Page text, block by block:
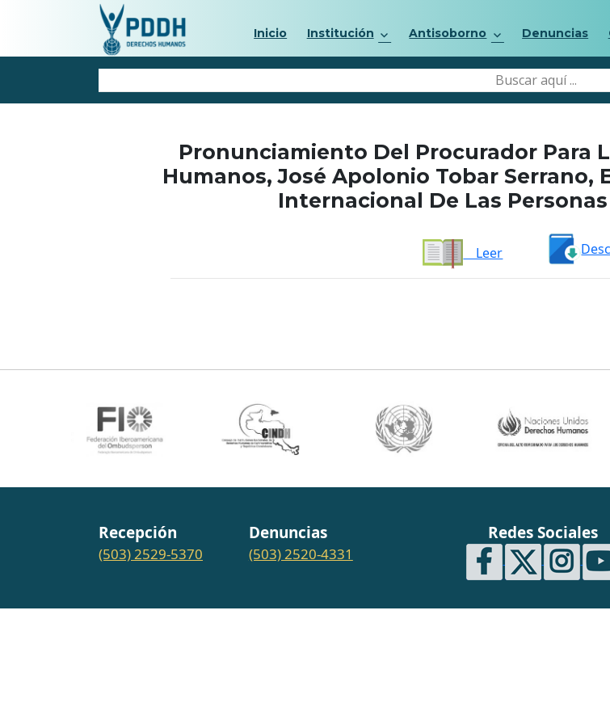
Inicio Institución Antisoborno Denuncias
Pronunciamiento Del Procurador Para
Humanos, José Apolonio Tobar Serrano,
Internacional De Las
Leer
Recepción
(503) 2529-5370
Denuncias
(503) 2520-4331
Redes Sociales